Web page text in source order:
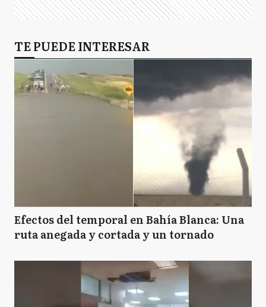
TE PUEDE INTERESAR
Efectos del temporal en Bahía Blanca: Una
ruta anegada y cortada y un tornado